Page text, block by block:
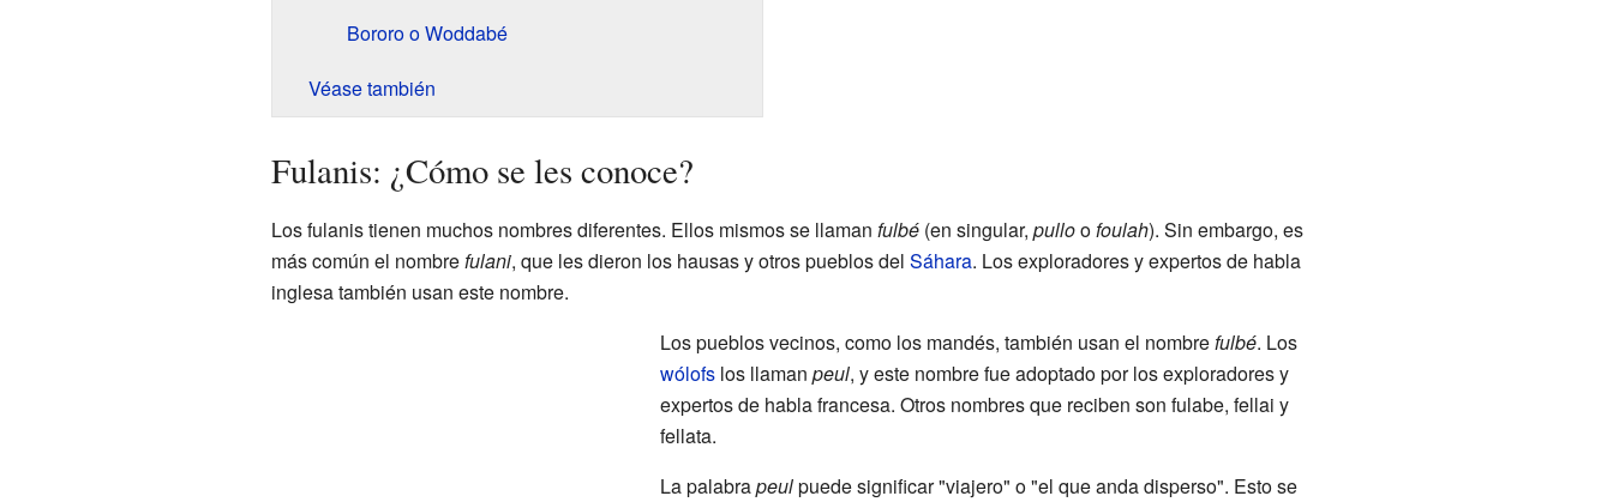
Bororo o Woddabé
Véase también
Fulanis: ¿Cómo se les conoce?
Los fulanis tienen muchos nombres diferentes. Ellos mismos se llaman fulbé(en singular, pulloofoulah). Sin embargo, es
más común el nombrefulani, que les dieron los hausas y otros pueblos del Sáhara. Los exploradores y expertos de habla
inglesa también usan este nombre.
Los pueblos vecinos, como los mandés, también usan el nombrefulbé. Los
wólofslos llaman peul, y este nombre fue adoptado por los exploradores y
expertos de habla francesa. Otros nombres que reciben son fulabe, fellai y
fellata.
La palabrapeulpuede significar "viajero" o "el que anda disperso". Esto se